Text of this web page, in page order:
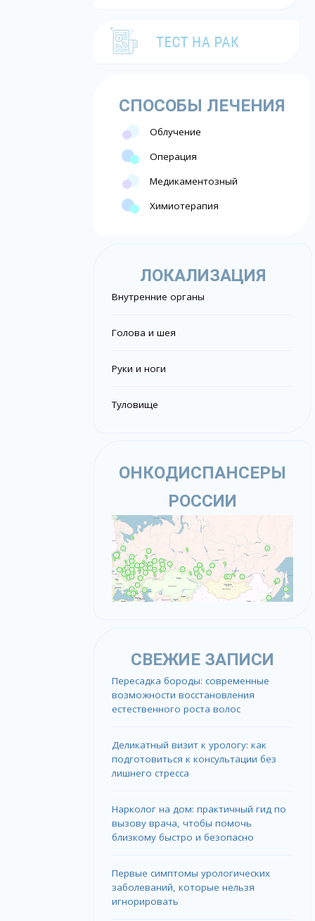
СПОСОБЫ ЛЕЧЕНИЯ
Облучение
Операция
Медикаментозный
Химиотерапия
ЛОКАЛИЗАЦИЯ
Внутренние органы
Голова и шея
Руки и ноги
Туловище
ОНКОДИСПАНСЕРЫ
РОССИИ
СВЕЖИЕ ЗАПИСИ
Пересадка бороды: современные
возможности восстановления
естественного роста волос
Деликатный визит к урологу: как
подготовиться к консультации без
лишнего стресса
Нарколог на дом: практичный гид по
вызову врача, чтобы помочь
близкому быстро и безопасно
Первые симптомы урологических
заболеваний, которые нельзя
игнорировать